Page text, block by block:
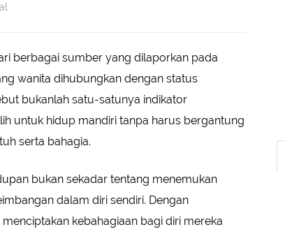
berbagai sumber yang dilaporkan pada
wanita dihubungkan dengan status
bukanlah satu-satunya indikator
untuk hidup mandiri tanpa harus bergantung
serta bahagia.
bukan sekadar tentang menemukan
dalam diri sendiri. Dengan
kebahagiaan bagi diri mereka